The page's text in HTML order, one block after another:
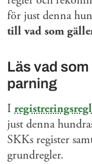
för just denna
till vad som
Läs vad
parning
I
just denna
SKKs register
grundregler.